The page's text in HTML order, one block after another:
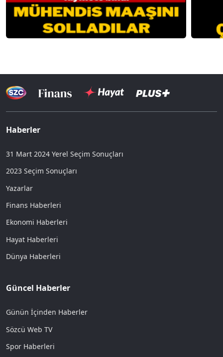
Haberler
31 Mart 2024 Yerel Seçim Sonuçları
2023 Seçim Sonuçları
Yazarlar
Finans Haberleri
Ekonomi Haberleri
Hayat Haberleri
Dünya Haberleri
Güncel Haberler
Günün İçinden Haberler
Sözcü Web TV
Spor Haberleri